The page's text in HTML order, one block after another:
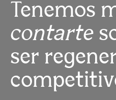
Tenemos
contarte
ser